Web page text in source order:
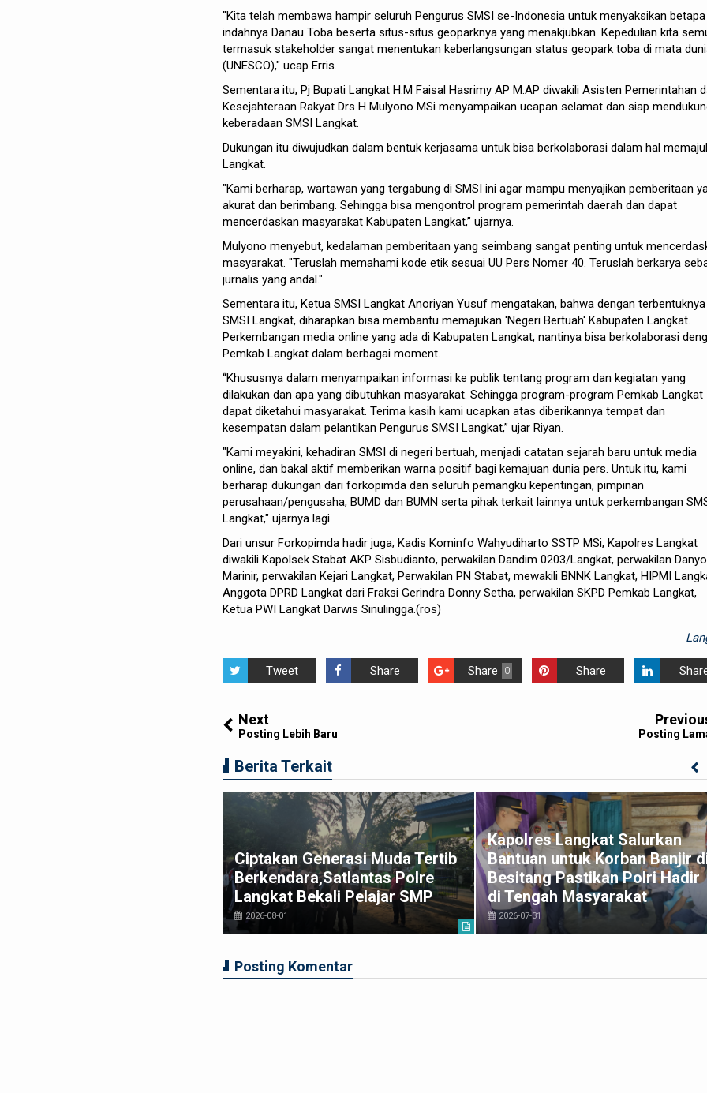
"Kita telah membawa hampir seluruh Pengurus SMSI se-Indonesia untuk menyaksikan betapa
indahnya Danau Toba beserta situs-situs geoparknya yang menakjubkan. Kepedulian kita
termasuk stakeholder sangat menentukan keberlangsungan status geopark toba di mata
(UNESCO)," ucap Erris.
Sementara itu, Pj Bupati Langkat H.M Faisal Hasrimy AP M.AP diwakili Asisten Pemerintahan
Kesejahteraan Rakyat Drs H Mulyono MSi menyampaikan ucapan selamat dan siap
keberadaan SMSI Langkat.
Dukungan itu diwujudkan dalam bentuk kerjasama untuk bisa berkolaborasi dalam hal
Langkat.
"Kami berharap, wartawan yang tergabung di SMSI ini agar mampu menyajikan pemberitaan
akurat dan berimbang. Sehingga bisa mengontrol program pemerintah daerah dan dapat
mencerdaskan masyarakat Kabupaten Langkat,” ujarnya.
Mulyono menyebut, kedalaman pemberitaan yang seimbang sangat penting untuk
masyarakat. "Teruslah memahami kode etik sesuai UU Pers Nomer 40. Teruslah berkarya
jurnalis yang andal."
Sementara itu, Ketua SMSI Langkat Anoriyan Yusuf mengatakan, bahwa dengan terbentuknya
SMSI Langkat, diharapkan bisa membantu memajukan 'Negeri Bertuah' Kabupaten Langkat.
Perkembangan media online yang ada di Kabupaten Langkat, nantinya bisa berkolaborasi
Pemkab Langkat dalam berbagai moment.
“Khususnya dalam menyampaikan informasi ke publik tentang program dan kegiatan yang
dilakukan dan apa yang dibutuhkan masyarakat. Sehingga program-program Pemkab Langkat
dapat diketahui masyarakat. Terima kasih kami ucapkan atas diberikannya tempat dan
kesempatan dalam pelantikan Pengurus SMSI Langkat,” ujar Riyan.
"Kami meyakini, kehadiran SMSI di negeri bertuah, menjadi catatan sejarah baru untuk media
online, dan bakal aktif memberikan warna positif bagi kemajuan dunia pers. Untuk itu, kami
berharap dukungan dari forkopimda dan seluruh pemangku kepentingan, pimpinan
perusahaan/pengusaha, BUMD dan BUMN serta pihak terkait lainnya untuk perkembangan
Langkat," ujarnya lagi.
Dari unsur Forkopimda hadir juga; Kadis Kominfo Wahyudiharto SSTP MSi, Kapolres Langkat
diwakili Kapolsek Stabat AKP Sisbudianto, perwakilan Dandim 0203/Langkat, perwakilan
Marinir, perwakilan Kejari Langkat, Perwakilan PN Stabat, mewakili BNNK Langkat, HIPMI
Anggota DPRD Langkat dari Fraksi Gerindra Donny Setha, perwakilan SKPD Pemkab Langkat,
Ketua PWI Langkat Darwis Sinulingga.(ros)
Tweet Share 0
Share Share
Next
Posting Lebih Baru Posting
Berita Terkait
Ciptakan Generasi Muda Tertib
Berkendara,Satlantas Polre
Langkat Bekali Pelajar SMP
2026-08-01
Kapolres Langkat Salurkan
Bantuan untuk Korban Banjir
Besitang Pastikan Polri Hadir
di Tengah Masyarakat
2026-07-31
Posting Komentar